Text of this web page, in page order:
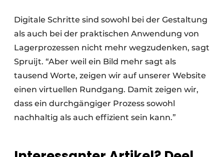
Digitale Schritte sind sowohl bei der Gestaltung
als auch bei der praktischen Anwendung von
Lagerprozessen nicht mehr wegzudenken, sagt
Spruijt. “Aber weil ein Bild mehr sagt als
tausend Worte, zeigen wir auf unserer Website
einen virtuellen Rundgang. Damit zeigen wir,
dass ein durchgängiger Prozess sowohl
nachhaltig als auch effizient sein kann.”